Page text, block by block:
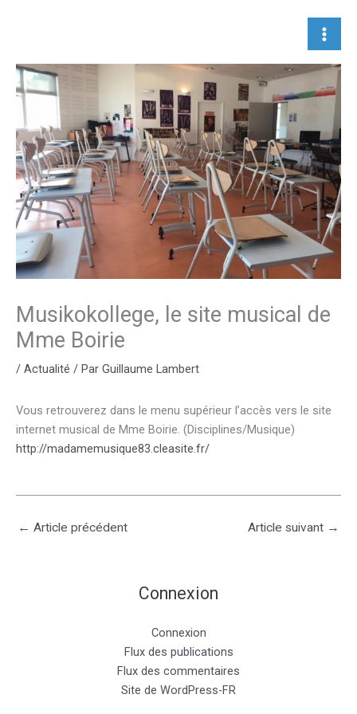
Musikokollege, le site musical de
Mme Boirie
/ Actualité / Par Guillaume Lambert
Vous retrouverez dans le menu supérieur l’accès vers le site
internet musical de Mme Boirie. (Disciplines/Musique)
http://madamemusique83.cleasite.fr/
← Article précédent Article suivant →
Connexion
Connexion
Flux des publications
Flux des commentaires
Site de WordPress-FR